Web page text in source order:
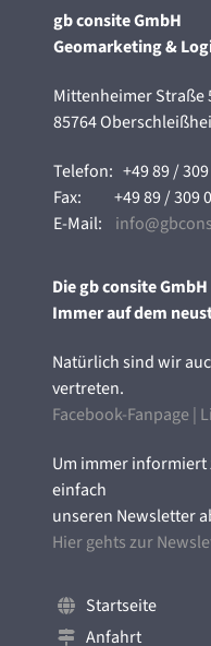
gb consite GmbH
Geomarketing &
Mittenheimer Straße
85764
Telefon:+49 89 /
Fax:+49 89 / 309
E-Mail:
Die gb consite
Immer auf dem
Natürlich sind wir
vertreten.
Facebook-Fanpage|
Um immer informiert
einfach
unseren Newsletter
Hier gehts zur
Startseite
Anfahrt